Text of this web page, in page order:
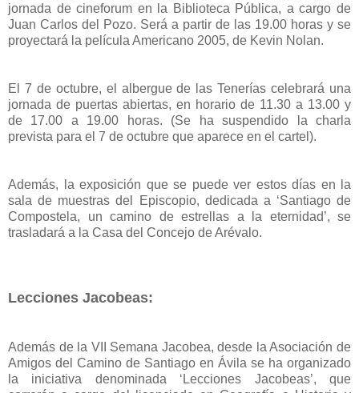
jornada de cineforum en la Biblioteca Pública, a cargo de
Juan Carlos del Pozo. Será a partir de las 19.00 horas y se
proyectará la película Americano 2005, de Kevin Nolan.
El 7 de octubre, el albergue de las Tenerías celebrará una
jornada de puertas abiertas, en horario de 11.30 a 13.00 y
de 17.00 a 19.00 horas. (Se ha suspendido la charla
prevista para el 7 de octubre que aparece en el cartel).
Además, la exposición que se puede ver estos días en la
sala de muestras del Episcopio, dedicada a ‘Santiago de
Compostela, un camino de estrellas a la eternidad’, se
trasladará a la Casa del Concejo de Arévalo.
Lecciones Jacobeas:
Además de la VII Semana Jacobea, desde la Asociación de
Amigos del Camino de Santiago en Ávila se ha organizado
la iniciativa denominada ‘Lecciones Jacobeas’, que